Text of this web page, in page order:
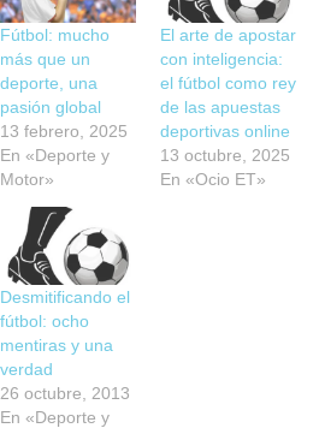
Fútbol: mucho
más que un
deporte, una
pasión global
13 febrero, 2025
En «Deporte y
Motor»
El arte de apostar
con inteligencia:
el fútbol como rey
de las apuestas
deportivas online
13 octubre, 2025
En «Ocio ET»
Desmitificando el
fútbol: ocho
mentiras y una
verdad
26 octubre, 2013
En «Deporte y